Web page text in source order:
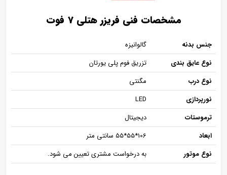
مشخصات فنی فریزر هتلی 7 فوت
جنس بدنه
گالوانیزه
نوع عایق بندی
تزریق فوم پلی یورتان
نوع درب
مگنتی
نورپردازی
LED
ترموستات
دیجیتال
ابعاد
106*55*55 سانتی متر
نوع موتور
به درخواست مشتری تعیین می شود.